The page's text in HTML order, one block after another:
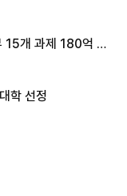
15개 과제 180억 지
학 선정